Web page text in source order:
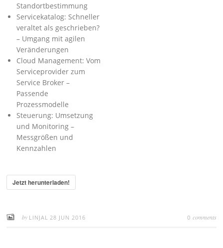
Standortbestimmung
Servicekatalog: Schneller
veraltet als geschrieben?
– Umgang mit agilen
Veränderungen
Cloud Management: Vom
Serviceprovider zum
Service Broker –
Passende
Prozessmodelle
Steuerung: Umsetzung
und Monitoring –
Messgrößen und
Kennzahlen
Jetzt herunterladen!
by LINJAL 28 JUN 2016 0 comments